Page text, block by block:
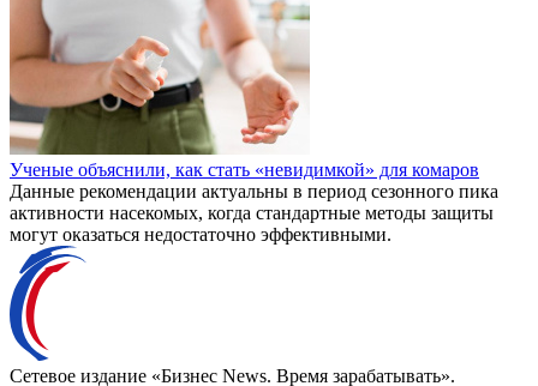
Ученые объяснили, как стать «невидимкой» для комаров
Данные рекомендации актуальны в период сезонного пика
активности насекомых, когда стандартные методы защиты
могут оказаться недостаточно эффективными.
Сетевое издание «Бизнес News. Время зарабатывать».